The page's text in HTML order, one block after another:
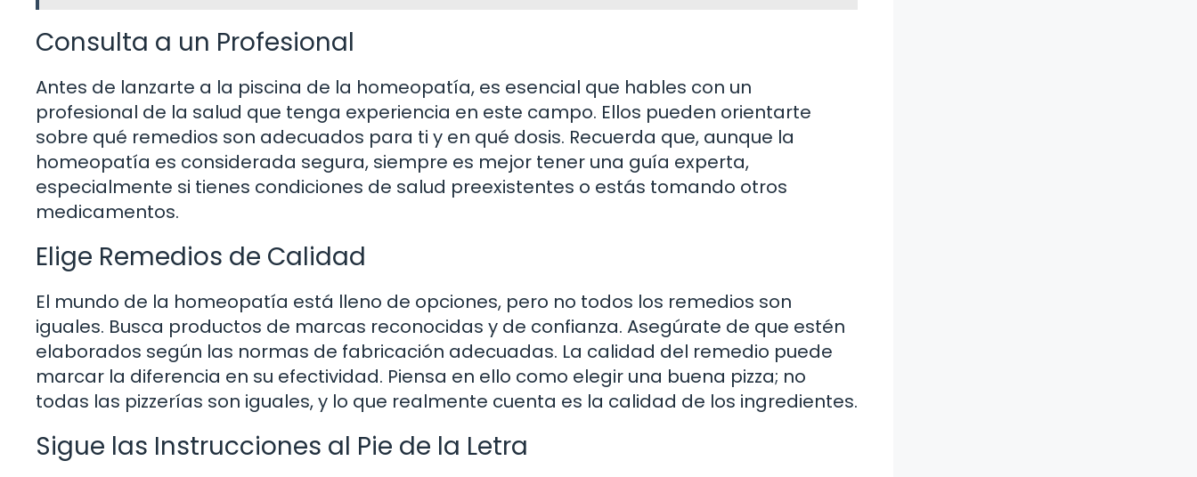
Consulta a un Profesional
Antes de lanzarte a la piscina de la homeopatía, es esencial que hables con un
profesional de la salud que tenga experiencia en este campo. Ellos pueden orientarte
sobre qué remedios son adecuados para ti y en qué dosis. Recuerda que, aunque la
homeopatía es considerada segura, siempre es mejor tener una guía experta,
especialmente si tienes condiciones de salud preexistentes o estás tomando otros
medicamentos.
Elige Remedios de Calidad
El mundo de la homeopatía está lleno de opciones, pero no todos los remedios son
iguales. Busca productos de marcas reconocidas y de confianza. Asegúrate de que estén
elaborados según las normas de fabricación adecuadas. La calidad del remedio puede
marcar la diferencia en su efectividad. Piensa en ello como elegir una buena pizza; no
todas las pizzerías son iguales, y lo que realmente cuenta es la calidad de los ingredientes.
Sigue las Instrucciones al Pie de la Letra